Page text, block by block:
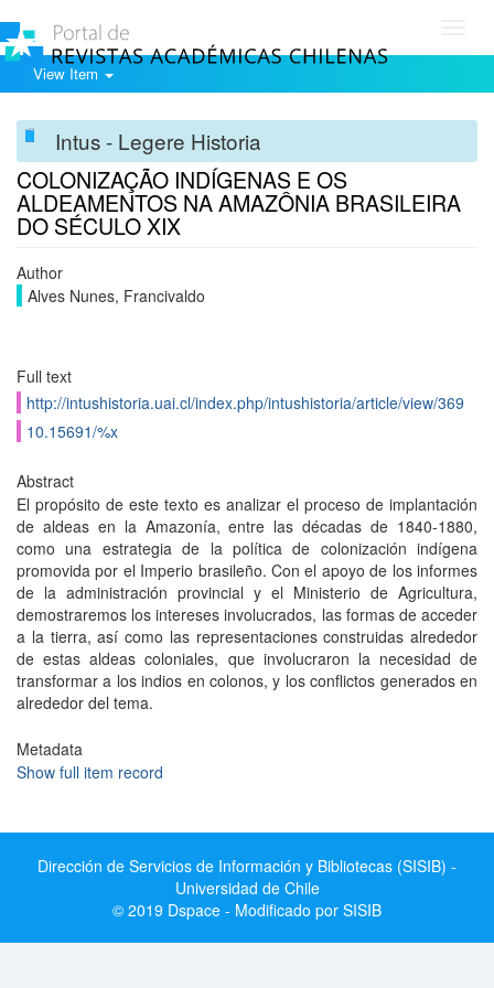
View Item
Intus - Legere Historia
COLONIZAÇÃO INDÍGENAS E OS
ALDEAMENTOS NA AMAZÔNIA BRASILEIRA
DO SÉCULO XIX
Author
Alves Nunes, Francivaldo
Full text
http://intushistoria.uai.cl/index.php/intushistoria/article/view/369
10.15691/%x
Abstract
El propósito de este texto es analizar el proceso de implantación
de aldeas en la Amazonía, entre las décadas de 1840-1880,
como una estrategia de la política de colonización indígena
promovida por el Imperio brasileño. Con el apoyo de los informes
de la administración provincial y el Ministerio de Agricultura,
demostraremos los intereses involucrados, las formas de acceder
a la tierra, así como las representaciones construidas alrededor
de estas aldeas coloniales, que involucraron la necesidad de
transformar a los indios en colonos, y los conflictos generados en
alrededor del tema.
Metadata
Show full item record
Dirección de Servicios de Información y Bibliotecas (SISIB) -
Universidad de Chile
© 2019 Dspace - Modificado por SISIB